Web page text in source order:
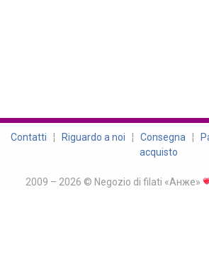
Contatti ¦ Riguardo a noi ¦ Consegna ¦
acquisto
2009 – 2026 © Negozio di filati «Анже»